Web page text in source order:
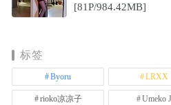
[81P/984.42MB]
标签
Byoru LRXX
rioko凉凉子 Umeko J